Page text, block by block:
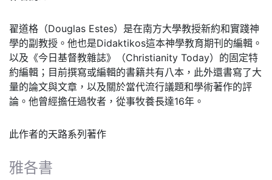
翟道格（Douglas Estes）是在南方大學教授新約和實踐神
學的副教授。他也是Didaktikos這本神學教育期刊的編輯。
以及《今日基督教雜誌》（Christianity Today）的固定特
約編輯；目前撰寫或編輯的書籍共有八本，此外還書寫了大
量的論文與文章，以及關於當代流行議題和學術著作的評
論。他曾經擔任過牧者，從事牧養長達16年。
此作者的天路系列著作
雅各書